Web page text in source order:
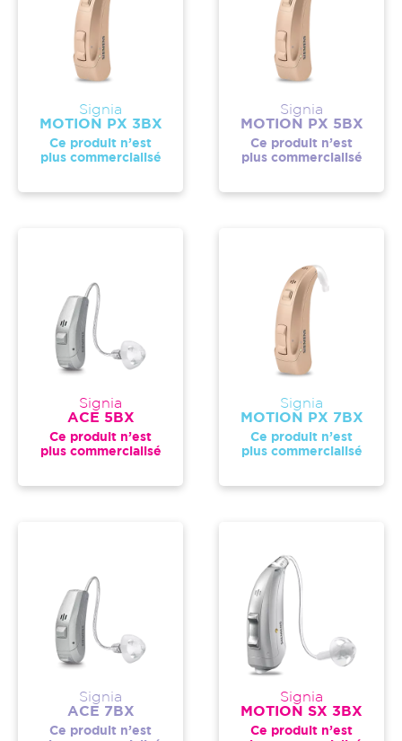
Signia
MOTION PX 3BX
Ce produit n’est
plus commercialisé
Signia
MOTION PX 5BX
Ce produit n’est
plus commercialisé
Signia
ACE 5BX
Ce produit n’est
plus commercialisé
Signia
MOTION PX 7BX
Ce produit n’est
plus commercialisé
Signia
ACE 7BX
Ce produit n’est
Signia
MOTION SX 3BX
Ce produit n’est